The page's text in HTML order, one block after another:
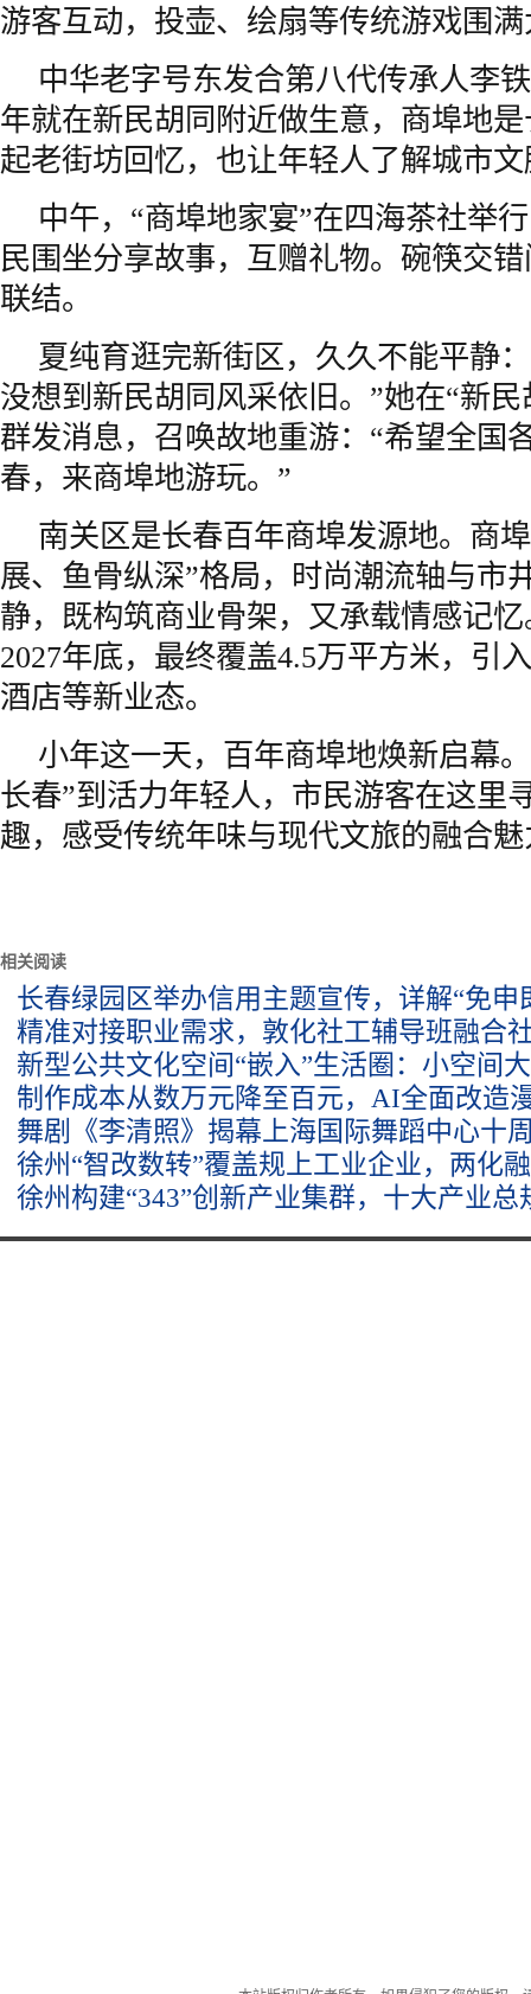
游客互动，投壶、绘扇等传统游戏围
中华老字号东发合第八代传承人李
年就在新民胡同附近做生意，商埠地
起老街坊回忆，也让年轻人了解城市
中午，“商埠地家宴”在四海茶社举
民围坐分享故事，互赠礼物。碗筷交
联结。
夏纯育逛完新街区，久久不能平静
没想到新民胡同风采依旧。”她在“新
群发消息，召唤故地重游：“希望全国
春，来商埠地游玩。”
南关区是长春百年商埠发源地。商
展、鱼骨纵深”格局，时尚潮流轴与市
静，既构筑商业骨架，又承载情感记
2027年底，最终覆盖4.5万平方米，引
酒店等新业态。
小年这一天，百年商埠地焕新启幕
长春”到活力年轻人，市民游客在这里
趣，感受传统年味与现代文旅的融合
相关阅读
长春绿园区举办信用主题宣传，详解“免申
精准对接职业需求，敦化社工辅导班融合
新型公共文化空间“嵌入”生活圈：小空间
制作成本从数万元降至百元，AI全面改造
舞剧《李清照》揭幕上海国际舞蹈中心十
徐州“智改数转”覆盖规上工业企业，两化
徐州构建“343”创新产业集群，十大产业总